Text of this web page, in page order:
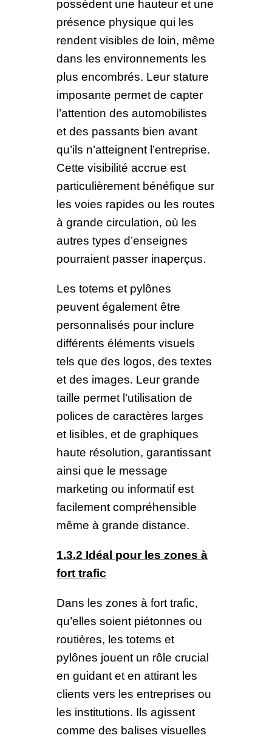
possèdent une hauteur et une
présence physique qui les
rendent visibles de loin, même
dans les environnements les
plus encombrés. Leur stature
imposante permet de capter
l’attention des automobilistes
et des passants bien avant
qu’ils n’atteignent l’entreprise.
Cette visibilité accrue est
particulièrement bénéfique sur
les voies rapides ou les routes
à grande circulation, où les
autres types d’enseignes
pourraient passer inaperçus.
Les totems et pylônes
peuvent également être
personnalisés pour inclure
différents éléments visuels
tels que des logos, des textes
et des images. Leur grande
taille permet l’utilisation de
polices de caractères larges
et lisibles, et de graphiques
haute résolution, garantissant
ainsi que le message
marketing ou informatif est
facilement compréhensible
même à grande distance.
1.3.2 Idéal pour les zones à
fort trafic
Dans les zones à fort trafic,
qu’elles soient piétonnes ou
routières, les totems et
pylônes jouent un rôle crucial
en guidant et en attirant les
clients vers les entreprises ou
les institutions. Ils agissent
comme des balises visuelles